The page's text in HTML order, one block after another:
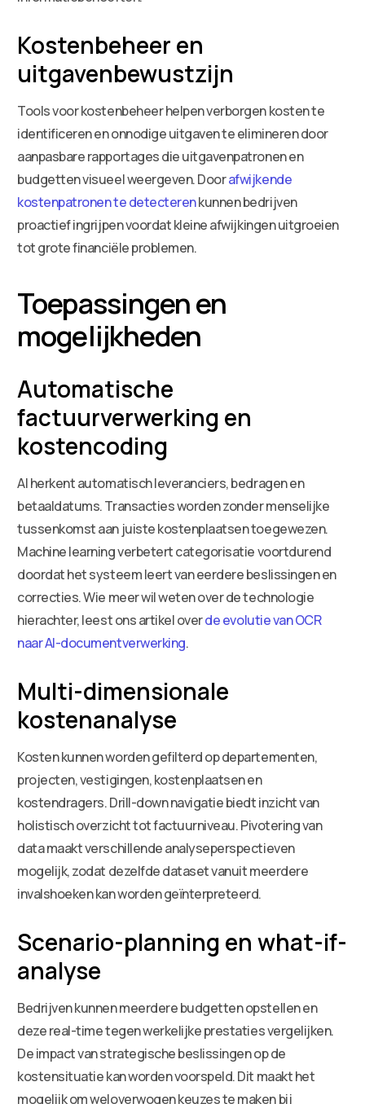
Kostenbeheer en
uitgavenbewustzijn
Tools voor kostenbeheer helpen verborgen kosten te
identificeren en onnodige uitgaven te elimineren door
aanpasbare rapportages die uitgavenpatronen en
budgetten visueel weergeven. Doorafwijkende
kostenpatronen te detecterenkunnen bedrijven
proactief ingrijpen voordat kleine afwijkingen uitgroeien
tot grote financiële problemen.
Toepassingen en
mogelijkheden
Automatische
factuurverwerking en
kostencoding
AI herkent automatisch leveranciers, bedragen en
betaaldatums. Transacties worden zonder menselijke
tussenkomst aan juiste kostenplaatsen toegewezen.
Machine learning verbetert categorisatie voortdurend
doordat het systeem leert van eerdere beslissingen en
correcties. Wie meer wil weten over de technologie
hierachter, leest ons artikel overde evolutie van OCR
naar AI-documentverwerking.
Multi-dimensionale
kostenanalyse
Kosten kunnen worden gefilterd op departementen,
projecten, vestigingen, kostenplaatsen en
kostendragers. Drill-down navigatie biedt inzicht van
holistisch overzicht tot factuurniveau. Pivotering van
data maakt verschillende analyseperspectieven
mogelijk, zodat dezelfde dataset vanuit meerdere
invalshoeken kan worden geïnterpreteerd.
Scenario-planning en what-if-
analyse
Bedrijven kunnen meerdere budgetten opstellen en
deze real-time tegen werkelijke prestaties vergelijken.
De impact van strategische beslissingen op de
kostensituatie kan worden voorspeld. Dit maakt het
mogelijk om weloverwogen keuzes te maken bij